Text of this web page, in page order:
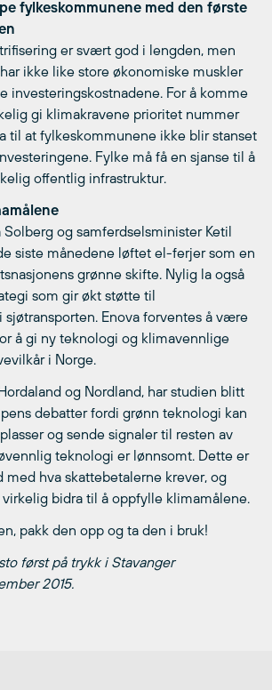
fylkeskommunene med den første
er svært god i lengden, men
ikke like store økonomiske muskler
investeringskostnadene. For å komme
gi klimakravene prioritet nummer
til at fylkeskommunene ikke blir stanset
Fylke må få en sjanse til å
offentlig infrastruktur.
og samferdselsminister Ketil
siste månedene løftet el-ferjer som en
grønne skifte. Nylig la også
som gir økt støtte til
sjøtransporten. Enova forventes å være
å gi ny teknologi og klimavennlige
i Norge.
og Nordland, har studien blitt
debatter fordi grønn teknologi kan
og sende signaler til resten av
teknologi er lønnsomt. Dette er
med hva skattebetalerne krever, og
bidra til å oppfylle klimamålene.
pakk den opp og ta den i bruk!
først på trykk i Stavanger
2015.